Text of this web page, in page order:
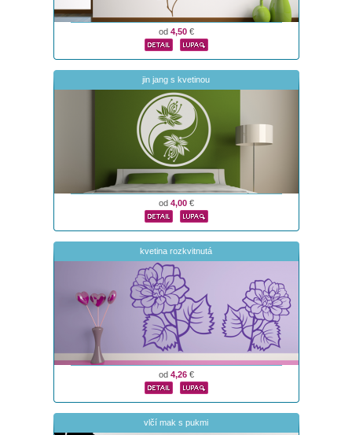
od 4,50€
jin jang s kvetinou
od 4,00€
kvetina rozkvitnutá
od 4,26€
vlčí mak s pukmi